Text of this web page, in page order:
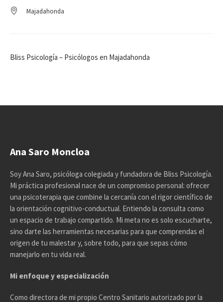
Majadahonda
Bliss Psicología – Psicólogos en Majadahonda
Ana Saro Moncloa
Soy Ana Saro, psicóloga colegiada y fundadora de Bliss Psicología.
Mi práctica profesional nace de un compromiso personal: ofrecer
una psicoterapia que combine la cercanía con el rigor científico de
la orientación cognitivo-conductual. Entiendo la consulta como
un espacio de trabajo compartido. Mi meta no es solo escucharte,
sino darte las herramientas necesarias para que comprendas el
origen de tu malestar y, sobre todo, para que sepas cómo
manejarlo en tu vida real.
Mi enfoque y especialización
Como directora de mi propio Centro Sanitario autorizado por la